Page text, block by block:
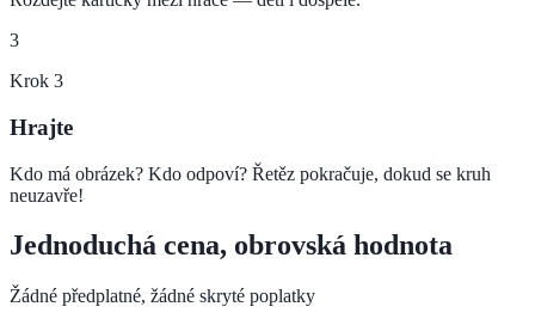
3
Krok 3
Hrajte
Kdo má obrázek? Kdo odpoví? Řetěz pokračuje, dokud se kruh
neuzavře!
Jednoduchá cena, obrovská hodnota
Žádné předplatné, žádné skryté poplatky